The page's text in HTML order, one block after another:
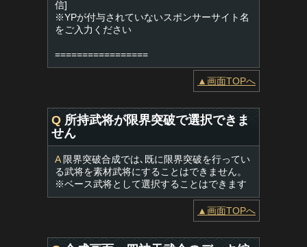
信]
※YPが付与されていないスポンサーサイト名
をご入力ください
=================
▲画面TOPへ
Q 所持武将が限界突破で選択できま
せん
A限界突破合成では､既に限界突破を行ってい
る武将を素材武将にすることはできません。
※ベース武将として選択することはできます
▲画面TOPへ